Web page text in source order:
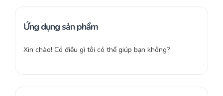
Ứng dụng sản phẩm
Xin chào! Có điều gì tôi có thể giúp bạn không?